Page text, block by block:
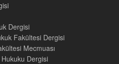
Dergisi
Fakültesi Dergisi
Mecmuası
Dergisi